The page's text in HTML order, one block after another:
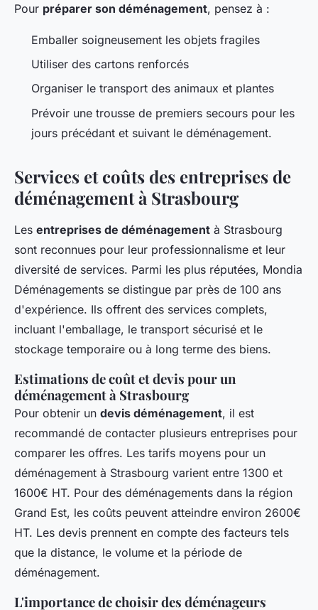
Pour préparer son déménagement, pensez à :
Emballer soigneusement les objets fragiles
Utiliser des cartons renforcés
Organiser le transport des animaux et plantes
Prévoir une trousse de premiers secours pour les
jours précédant et suivant le déménagement.
Services et coûts des entreprises de
déménagement à Strasbourg
Les entreprises de déménagement à Strasbourg
sont reconnues pour leur professionnalisme et leur
diversité de services. Parmi les plus réputées, Mondia
Déménagements se distingue par près de 100 ans
d'expérience. Ils offrent des services complets,
incluant l'emballage, le transport sécurisé et le
stockage temporaire ou à long terme des biens.
Estimations de coût et devis pour un
déménagement à Strasbourg
Pour obtenir un devis déménagement, il est
recommandé de contacter plusieurs entreprises pour
comparer les offres. Les tarifs moyens pour un
déménagement à Strasbourg varient entre 1300 et
1600€ HT. Pour des déménagements dans la région
Grand Est, les coûts peuvent atteindre environ 2600€
HT. Les devis prennent en compte des facteurs tels
que la distance, le volume et la période de
déménagement.
L'importance de choisir des déménageurs